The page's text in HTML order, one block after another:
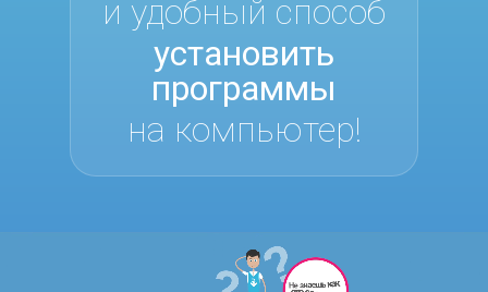
и удобный способ
установить
программы
на компьютер!